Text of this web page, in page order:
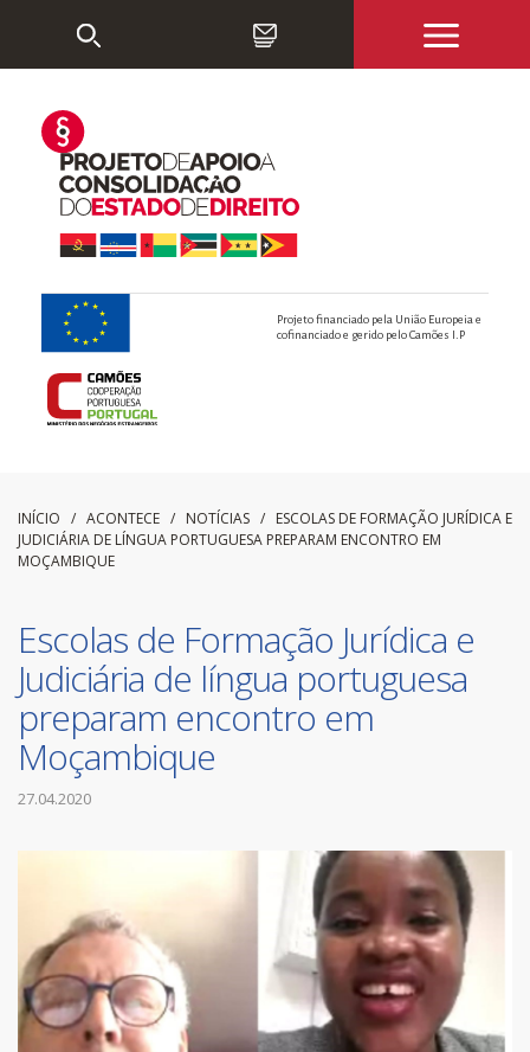
Projeto financiado pela União Europeia e
cofinanciado e gerido pelo Camões I.P
INÍCIO / ACONTECE / NOTÍCIAS / ESCOLAS DE FORMAÇÃO JURÍDICA E
JUDICIÁRIA DE LÍNGUA PORTUGUESA PREPARAM ENCONTRO EM
MOÇAMBIQUE
Escolas de Formação Jurídica e
Judiciária de língua portuguesa
preparam encontro em
Moçambique
27.04.2020